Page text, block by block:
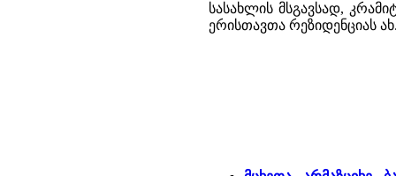
სასახლის მსგავსად,
ერისთავთა რეზიდენციას